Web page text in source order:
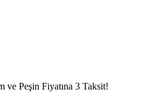
Peşin Fiyatına 3 Taksit!